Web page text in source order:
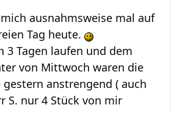
ausnahmsweise mal auf
Tag heute.
3 Tagen laufen und dem
von Mittwoch waren die
anstrengend ( auch
S. nur 4 Stück von mir